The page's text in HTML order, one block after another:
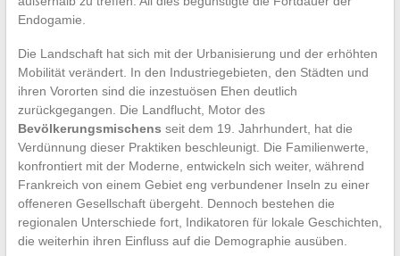
Endogamie.
Die Landschaft hat sich mit der Urbanisierung und der erhöhten
Mobilität verändert. In den Industriegebieten, den Städten und
ihren Vororten sind die inzestuösen Ehen deutlich
zurückgegangen. Die Landflucht, Motor des
Bevölkerungsmischens seit dem 19. Jahrhundert, hat die
Verdünnung dieser Praktiken beschleunigt. Die Familienwerte,
konfrontiert mit der Moderne, entwickeln sich weiter, während
Frankreich von einem Gebiet eng verbundener Inseln zu einer
offeneren Gesellschaft übergeht. Dennoch bestehen die
regionalen Unterschiede fort, Indikatoren für lokale Geschichten,
die weiterhin ihren Einfluss auf die Demographie ausüben.